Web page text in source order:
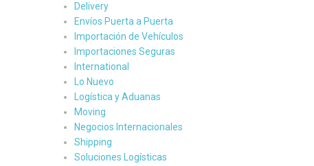
Delivery
Envíos Puerta a Puerta
Importación de Vehículos
Importaciones Seguras
International
Lo Nuevo
Logística y Aduanas
Moving
Negocios Internacionales
Shipping
Soluciones Logísticas